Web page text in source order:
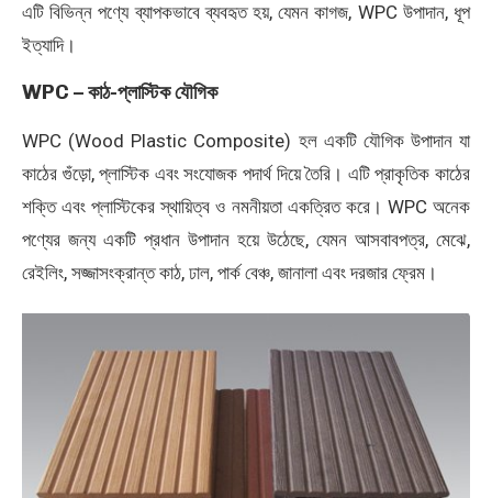
এটি বিভিন্ন পণ্যে ব্যাপকভাবে ব্যবহৃত হয়, যেমন কাগজ, WPC উপাদান, ধূপ
ইত্যাদি।
WPC – কাঠ-প্লাস্টিক যৌগিক
WPC (Wood Plastic Composite) হল একটি যৌগিক উপাদান যা
কাঠের গুঁড়ো, প্লাস্টিক এবং সংযোজক পদার্থ দিয়ে তৈরি। এটি প্রাকৃতিক কাঠের
শক্তি এবং প্লাস্টিকের স্থায়িত্ব ও নমনীয়তা একত্রিত করে। WPC অনেক
পণ্যের জন্য একটি প্রধান উপাদান হয়ে উঠেছে, যেমন আসবাবপত্র, মেঝে,
রেইলিং, সজ্জাসংক্রান্ত কাঠ, ঢাল, পার্ক বেঞ্চ, জানালা এবং দরজার ফ্রেম।